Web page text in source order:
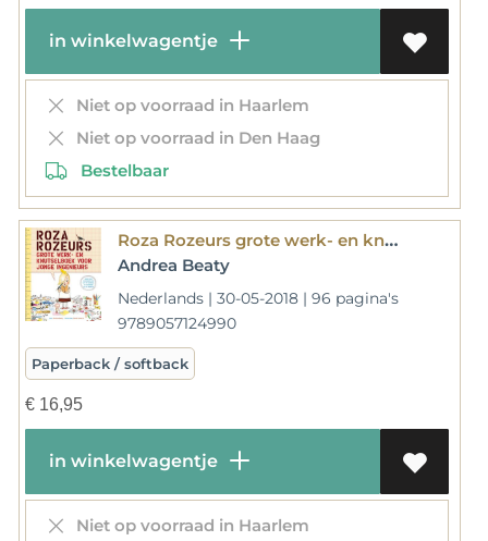
in winkelwagentje
Niet op voorraad in Haarlem
Niet op voorraad in Den Haag
Bestelbaar
Roza Rozeurs grote werk- en knutselboek voor jonge ingenieurs
Andrea Beaty
Nederlands | 30-05-2018 | 96 pagina's
9789057124990
Paperback / softback
€16,95
in winkelwagentje
Niet op voorraad in Haarlem